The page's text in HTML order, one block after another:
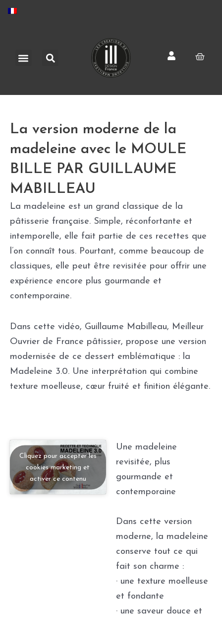
Aller
MenuRechercher
La version moderne de la
madeleine avec le MOULE
BILLE PAR GUILLAUME
MABILLEAU
La madeleine est un grand classique de la
pâtisserie française. Simple, réconfortante et
intemporelle, elle fait partie de ces recettes que
l’on connaît tous. Pourtant, comme beaucoup de
classiques, elle peut être revisitée pour offrir une
expérience encore plus gourmande et
contemporaine.
Dans cette vidéo, Guillaume Mabilleau, Meilleur
Ouvrier de France pâtissier, propose une version
modernisée de ce dessert emblématique : la
Madeleine 3.0. Une interprétation qui combine
texture moelleuse, cœur fruité et finition élégante.
Cliquez pour accepter les
cookies marketing et
activer ce contenu
Une madeleine
revisitée, plus
gourmande et
contemporaine
Dans cette version
moderne, la madeleine
conserve tout ce qui
fait son charme :
· une texture moelleuse
et fondante
· une saveur douce et